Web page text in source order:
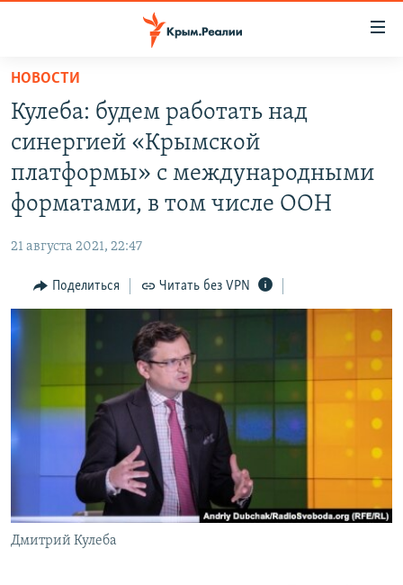
Вернуться
основному
содержанию
Вернутся
главной
Вернутся
поиску
НОВОСТИ
СПЕЦПРОЕКТЫ
ГРУЗ 200
ИСТОРИЯ
ИНТЕРАКТИВ
ИНФОГРАФИКА
ТЕЛЕПРОЕКТ КРЫМ.РЕАЛИИ
СОВЕТЫ ПРАВОЗАЩИТНИКОВ
ПРОПАВШИЕ БЕЗ ВЕСТИ
ПОБЕДИТЕЛЕЙ НЕ СУДЯТ?
КРЫМ.НЕПОКОРЕННЫЙ
УКРАИНСКАЯ ПРОБЛЕМА КРЫМА
РАДІО СВОБОДА
КАК ОБОЙТИ БЛОКИРОВКУ
Українською
ПРИСОЕДИНЯЙТЕСЬ!
Все сайты RFE/RL
НОВОСТИ
Кулеба: будем работать над
синергией «Крымской
платформы» с международными
форматами, в том числе ООН
21 августа 2021, 22:47
Поделиться Читать без VPN
Дмитрий Кулеба